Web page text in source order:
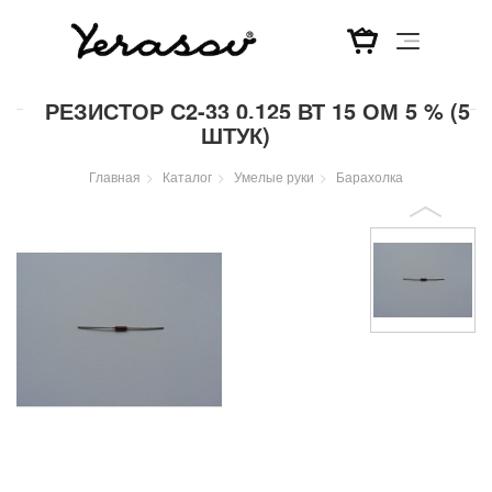
РЕЗИСТОР С2-33 0,125 ВТ 15 ОМ 5 % (5
ШТУК)
Главная Каталог Умелые руки Барахолка